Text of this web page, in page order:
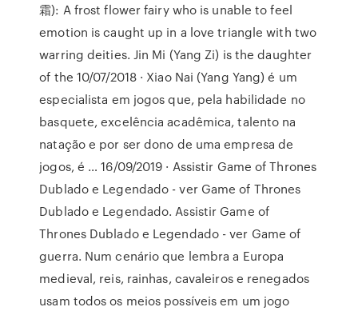
霜): A frost flower fairy who is unable to feel
emotion is caught up in a love triangle with two
warring deities. Jin Mi (Yang Zi) is the daughter
of the 10/07/2018 · Xiao Nai (Yang Yang) é um
especialista em jogos que, pela habilidade no
basquete, excelência acadêmica, talento na
natação e por ser dono de uma empresa de
jogos, é … 16/09/2019 · Assistir Game of Thrones
Dublado e Legendado - ver Game of Thrones
Dublado e Legendado. Assistir Game of
Thrones Dublado e Legendado - ver Game of
guerra. Num cenário que lembra a Europa
medieval, reis, rainhas, cavaleiros e renegados
usam todos os meios possíveis em um jogo